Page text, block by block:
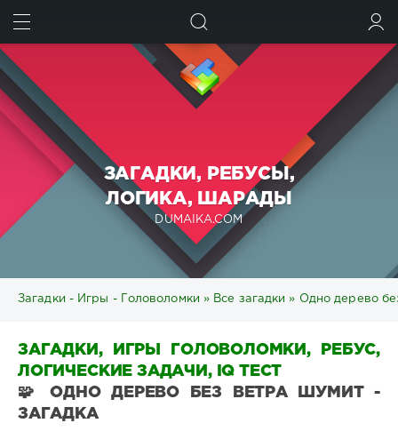
ЗАГАДКИ, РЕБУСЫ,
ЛОГИКА, ШАРАДЫ
DUMAIKA.COM
Загадки - Игры - Головоломки » Все загадки » Одно дерево
ЗАГАДКИ, ИГРЫ ГОЛОВОЛОМКИ, РЕБУС,
ЛОГИЧЕСКИЕ ЗАДАЧИ, IQ ТЕСТ
🧩 ОДНО ДЕРЕВО БЕЗ ВЕТРА ШУМИТ -
ЗАГАДКА